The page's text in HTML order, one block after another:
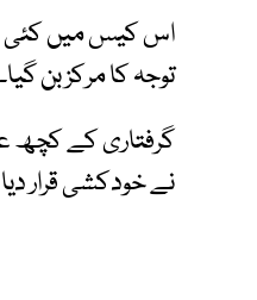
اس کیس میں کئی
توجہ کا مرکز بن گیا۔
گرفتاری کے کچھ
نے خودکشی قرار